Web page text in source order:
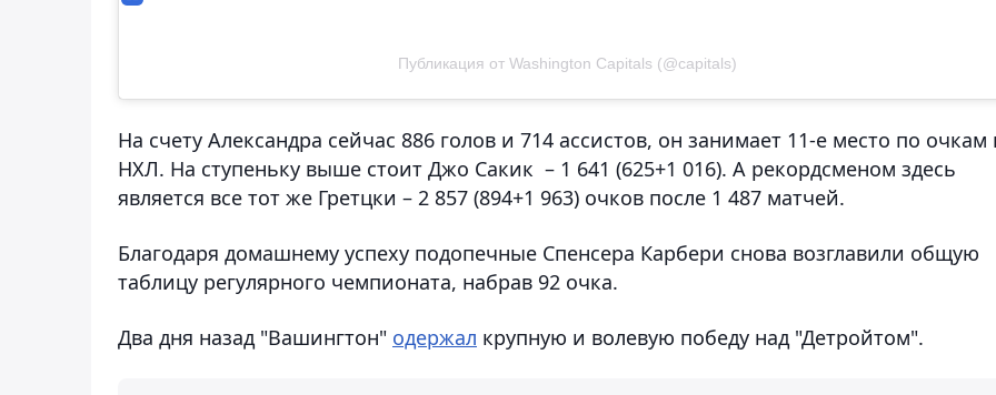
Публикация от Washington Capitals (@capitals)
На счету Александра сейчас 886 голов и 714 ассистов, он занимает 11-е место по очкам
НХЛ. На ступеньку выше стоит Джо Сакик – 1 641 (625+1 016). А рекордсменом здесь
является все тот же Гретцки – 2 857 (894+1 963) очков после 1 487 матчей.
Благодаря домашнему успеху подопечные Спенсера Карбери снова возглавили общую
таблицу регулярного чемпионата, набрав 92 очка.
Два дня назад "Вашингтон" одержал крупную и волевую победу над "Детройтом".